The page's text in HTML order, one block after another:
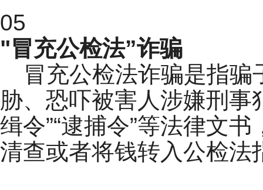
05
"冒充公检法”诈骗
冒充公检法诈骗是指
胁、恐吓被害人涉嫌刑事
缉令”“逮捕令”等法律文
清查或者将钱转入公检法